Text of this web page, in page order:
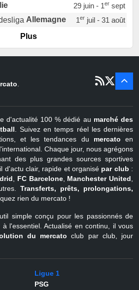
29 juin - 1ersept
Allemagne
1erjuil - 31 août
Portugal
Pays-Bas
22 juin - 2 sept
juil - 31
Plus
.
d'actualité 100 % dédié au marché des
. Suivez en temps réel les dernières
et les tendances du mercato en
Chaque jour, nous agrégons
des plus grandes sources sportives
d'actu clair, rapide et organisé par club :
, FC Barcelone, Manchester United,
Transferts, prêts, prolongations,
rien du mercato !
simple conçu pour les passionnés de
l'essentiel. Actualisé en continu, il vous
du mercato club par club, jour
Ligue 1
PSG